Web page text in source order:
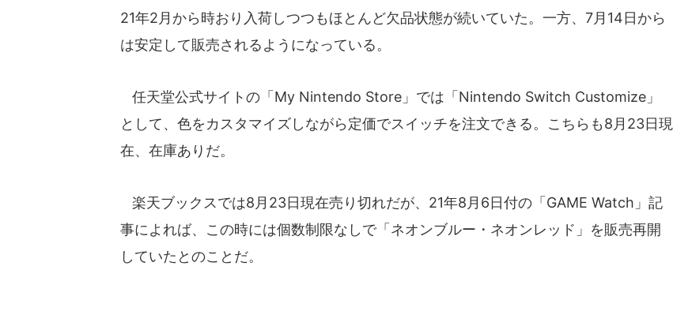
21年2月から時おり入荷しつつもほとんど欠品状態が続いていた。一方、7月14日から
は安定して販売されるようになっている。
任天堂公式サイトの「My Nintendo Store」では「Nintendo Switch Customize」
として、色をカスタマイズしながら定価でスイッチを注文できる。こちらも8月23日現
在、在庫ありだ。
楽天ブックスでは8月23日現在売り切れだが、21年8月6日付の「GAME Watch」記
事によれば、この時には個数制限なしで「ネオンブルー・ネオンレッド」を販売再開
していたとのことだ。